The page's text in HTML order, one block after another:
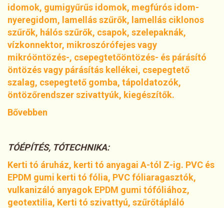
idomok, gumigyűrűs idomok, megfúrós idom-
nyeregidom, lamellás szűrők, lamellás ciklonos
szűrők, hálós szűrők, csapok, szelepaknák,
vízkonnektor, mikroszórófejes vagy
mikróöntözés-, csepegtetőöntözés- és párásító
öntözés vagy párásítás kellékei, csepegtető
szalag, csepegtető gomba, tápoldatozók,
öntözőrendszer szivattyúk, kiegészítők.
Bővebben
TÓÉPÍTÉS, TÓTECHNIKA:
Kerti tó áruház, kerti tó anyagai A-tól Z-ig. PVC és
EPDM gumi kerti tó fólia, PVC fóliaragasztók,
vulkanizáló anyagok EPDM gumi tófóliához,
geotextilia, Kerti tó szivattyú, szűrőtápláló